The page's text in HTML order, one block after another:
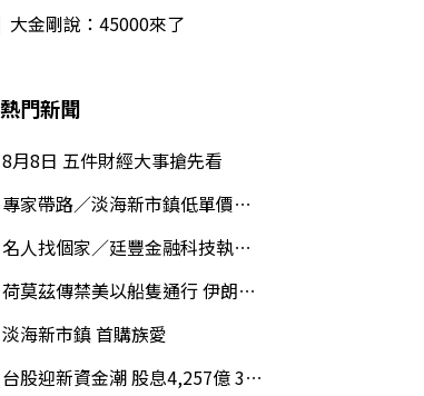
大金剛說：45000來了
熱門新聞
8月8日 五件財經大事搶先看
專家帶路／淡海新市鎮低單價低總價 減輕購屋壓力
名人找個家／廷豐金融科技執行副總黃勇諴 緊盯兩訊號
荷莫茲傳禁美以船隻通行 伊朗嗆聲攻擊「敵意目標」
淡海新市鎮 首購族愛
台股迎新資金潮 股息4,257億 341檔月底前派發